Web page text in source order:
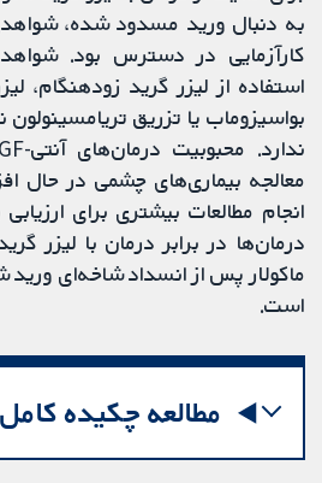
به دنبال ورید مسدود شده،
کارآزمایی در دسترس بود.
استفاده از لیزر گرید زودهنگام،
بواسیزوماب یا تزریق
معالجه بیماری‌های چشمی در حال
انجام مطالعات بیشتری برای
درمان‌ها در برابر درمان با لیزر
است.
مطالعه چکیده کامل